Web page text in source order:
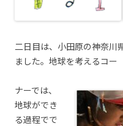
二日目は、小田原の神奈川
ました。地球を考えるコー
ナーでは、
地球ができ
る過程でで